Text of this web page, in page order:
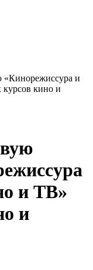
«Кинорежиссура и
кино и
и ТВ»
и